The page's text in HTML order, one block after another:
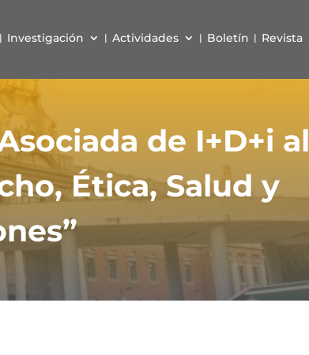
Investigación Actividades Boletín Revista
de I+D+i al
Ética, Salud y